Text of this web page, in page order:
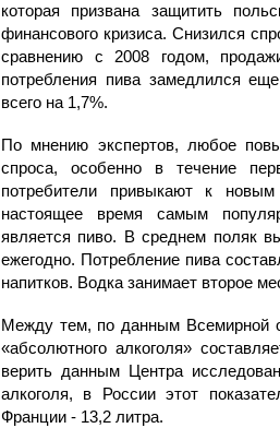
которая призвана защитить
финансового кризиса. Снизился
сравнению с 2008 годом,
потребления пива замедлился
всего на 1,7%.
По мнению экспертов, любое
спроса, особенно в течение
потребители привыкают к
настоящее время самым
является пиво. В среднем поляк
ежегодно. Потребление пива
напитков. Водка занимает второе
Между тем, по данным Всемирной
«абсолютного алкоголя»
верить данным Центра
алкоголя, в России этот
Франции - 13,2 литра.